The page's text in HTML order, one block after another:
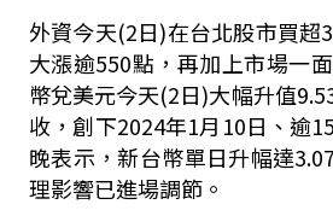
外資今天(2日)在台北股市買超
大漲逾550點，再加上市場一
幣兌美元今天(2日)大幅升值
收，創下2024年1月10日、逾
晚表示，新台幣單日升幅達
理影響已進場調節。